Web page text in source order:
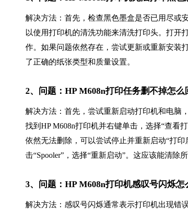
解决方法：首先，检查黑色墨盒是否已用尽或
以使用打印机的清洗功能来清洗打印头。打开
作。如果问题依然存在，尝试更新或重新安装
了正确的纸张类型和质量设置。
2、问题：HP M608n打印任务删不掉怎么
解决方法：首先，尝试重新启动打印机和电脑
找到HP M608n打印机并右键单击，选择“查看
依然无法删除，可以尝试停止并重新启动“打
击“Spooler”，选择“重新启动”。这应该能清除
3、问题：HP M608n打印机感叹号闪烁怎
解决方法：感叹号闪烁通常表示打印机出现错